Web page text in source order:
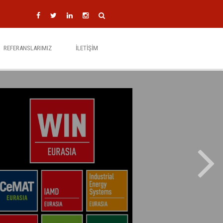
REFERANSLARIMIZ İLETIŞIM
ÖZEL MONTAJ MAKİNELERİ